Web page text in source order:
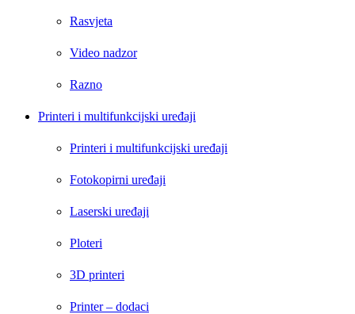
Rasvjeta
Video nadzor
Razno
Printeri i multifunkcijski uređaji
Printeri i multifunkcijski uređaji
Fotokopirni uređaji
Laserski uređaji
Ploteri
3D printeri
Printer – dodaci